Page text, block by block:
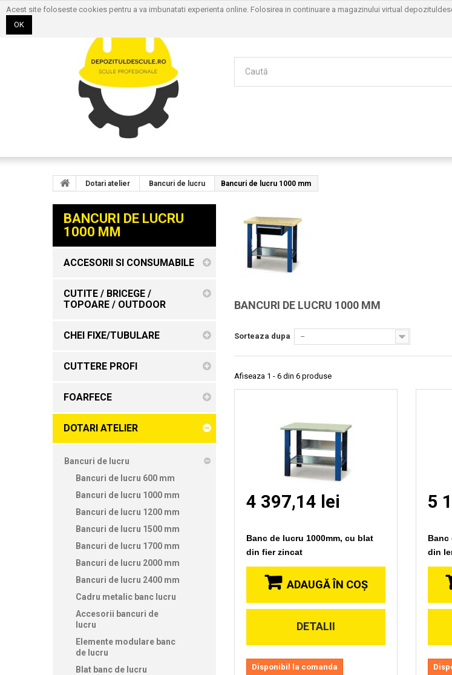
Dotari atelier Bancuri de lucru Bancuri de lucru 1000 mm
BANCURI DE LUCRU
1000 MM
ACCESORII SI CONSUMABILE
CUTITE / BRICEGE /
TOPOARE / OUTDOOR
CHEI FIXE/TUBULARE
CUTTERE PROFI
FOARFECE
DOTARI ATELIER
Bancuri de lucru
Bancuri de lucru 600 mm
Bancuri de lucru 1000 mm
Bancuri de lucru 1200 mm
Bancuri de lucru 1500 mm
Bancuri de lucru 1700 mm
Bancuri de lucru 2000 mm
Bancuri de lucru 2400 mm
Cadru metalic banc lucru
Accesorii bancuri de
lucru
Elemente modulare banc
de lucru
Blat banc de lucru
BANCURI DE LUCRU 1000 MM
Sorteaza dupa --
Afiseaza 1 - 6 din 6 produse
4 397,14 lei
Banc de lucru 1000mm, cu blat
din fier zincat
ADAUGĂ ÎN COŞ
DETALII
Disponibil la comanda
5
Banc
din
Vizionare
Acest site foloseste cookies pentru a va imbunatati experienta online. Folosirea in continuare a magazinului virtual
OK